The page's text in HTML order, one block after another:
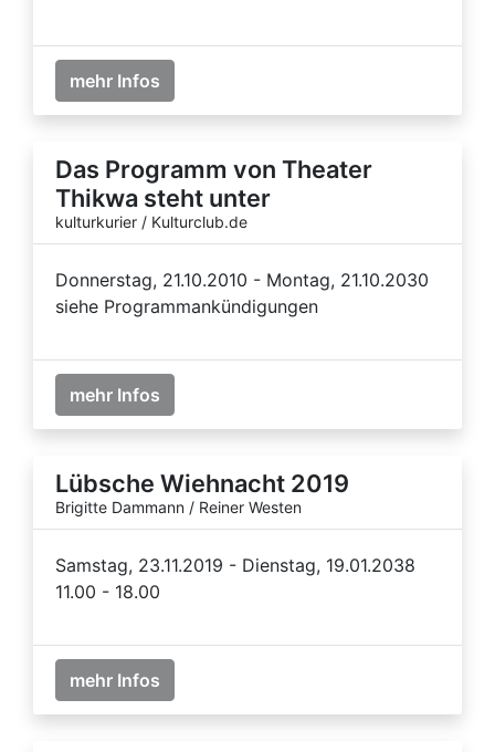
mehr Infos
Das Programm von Theater
Thikwa steht unter
kulturkurier / Kulturclub.de
Donnerstag, 21.10.2010 - Montag, 21.10.2030
siehe Programmankündigungen
mehr Infos
Lübsche Wiehnacht 2019
Brigitte Dammann / Reiner Westen
Samstag, 23.11.2019 - Dienstag, 19.01.2038
11.00 - 18.00
mehr Infos